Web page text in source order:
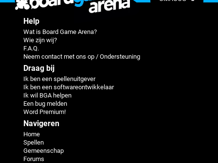
Help
Wat is Board Game Arena?
Wie zijn wij?
F.A.Q.
Neem contact met ons op / Ondersteuning
Draag bij
Ik ben een spellenuitgever
Ik ben een softwareontwikkelaar
Ik wil BGA helpen
Een bug melden
Word Premium!
Navigeren
Home
Spellen
Gemeenschap
Forums